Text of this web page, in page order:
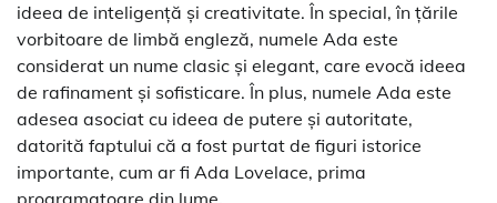
ideea de inteligență și creativitate. În special, în țările
vorbitoare de limbă engleză, numele Ada este
considerat un nume clasic și elegant, care evocă ideea
de rafinament și sofisticare. În plus, numele Ada este
adesea asociat cu ideea de putere și autoritate,
datorită faptului că a fost purtat de figuri istorice
importante, cum ar fi Ada Lovelace, prima
programatoare din lume.